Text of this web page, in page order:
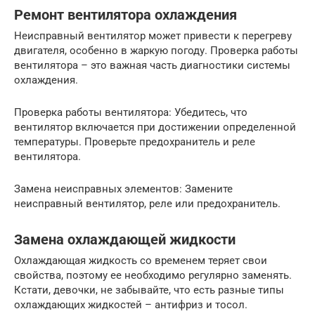
Ремонт вентилятора охлаждения
Неисправный вентилятор может привести к перегреву
двигателя, особенно в жаркую погоду. Проверка работы
вентилятора – это важная часть диагностики системы
охлаждения.
Проверка работы вентилятора: Убедитесь, что
вентилятор включается при достижении определенной
температуры. Проверьте предохранитель и реле
вентилятора.
Замена неисправных элементов: Замените
неисправный вентилятор, реле или предохранитель.
Замена охлаждающей жидкости
Охлаждающая жидкость со временем теряет свои
свойства, поэтому ее необходимо регулярно заменять.
Кстати, девочки, не забывайте, что есть разные типы
охлаждающих жидкостей – антифриз и тосол.